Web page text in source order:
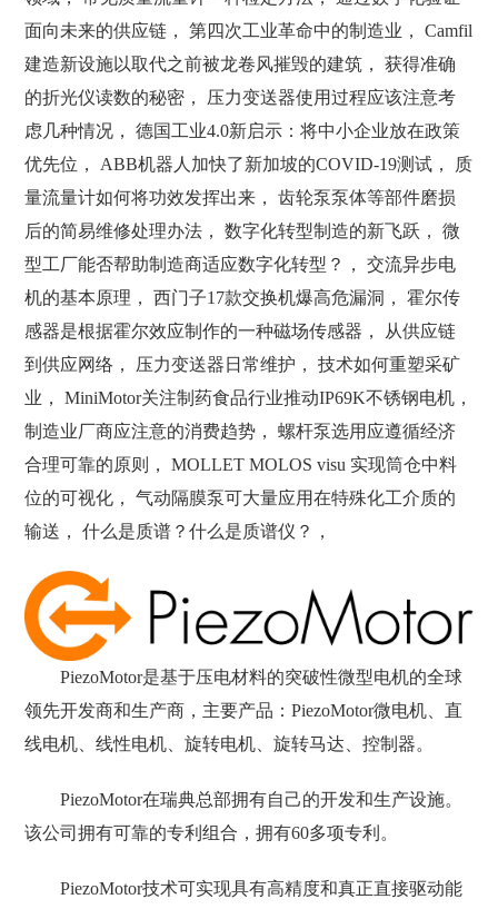
面向未来的供应链， 第四次工业革命中的制造业， Camfil
建造新设施以取代之前被龙卷风摧毁的建筑， 获得准确
的折光仪读数的秘密， 压力变送器使用过程应该注意考
虑几种情况， 德国工业4.0新启示：将中小企业放在政策
优先位， ABB机器人加快了新加坡的COVID-19测试， 质
量流量计如何将功效发挥出来， 齿轮泵泵体等部件磨损
后的简易维修处理办法， 数字化转型制造的新飞跃， 微
型工厂能否帮助制造商适应数字化转型？， 交流异步电
机的基本原理， 西门子17款交换机爆高危漏洞， 霍尔传
感器是根据霍尔效应制作的一种磁场传感器， 从供应链
到供应网络， 压力变送器日常维护， 技术如何重塑采矿
业， MiniMotor关注制药食品行业推动IP69K不锈钢电机，
制造业厂商应注意的消费趋势， 螺杆泵选用应遵循经济
合理可靠的原则， MOLLET MOLOS visu 实现筒仓中料
位的可视化， 气动隔膜泵可大量应用在特殊化工介质的
输送， 什么是质谱？什么是质谱仪？，
PiezoMotor是基于压电材料的突破性微型电机的全球
领先开发商和生产商，主要产品：PiezoMotor微电机、直
线电机、线性电机、旋转电机、旋转马达、控制器。
PiezoMotor在瑞典总部拥有自己的开发和生产设施。
该公司拥有可靠的专利组合，拥有60多项专利。
PiezoMotor技术可实现具有高精度和真正直接驱动能